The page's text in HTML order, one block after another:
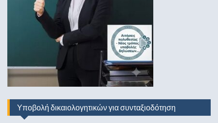
Υποβολή δικαιολογητικών για συνταξιοδότηση